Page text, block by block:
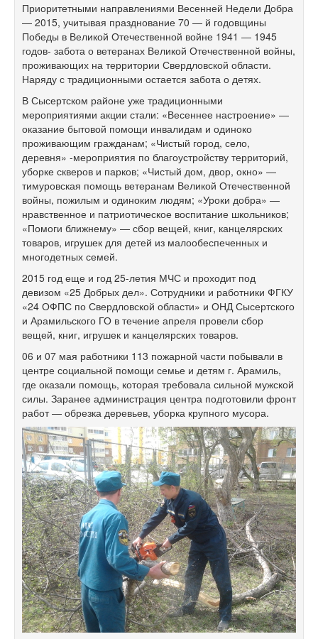
Приоритетными направлениями Весенней Недели Добра
— 2015, учитывая празднование 70 — й годовщины
Победы в Великой Отечественной войне 1941 — 1945
годов- забота о ветеранах Великой Отечественной войны,
проживающих на территории Свердловской области.
Наряду с традиционными остается забота о детях.
В Сысертском районе уже традиционными
мероприятиями акции стали: «Весеннее настроение» —
оказание бытовой помощи инвалидам и одиноко
проживающим гражданам; «Чистый город, село,
деревня» -мероприятия по благоустройству территорий,
уборке скверов и парков; «Чистый дом, двор, окно» —
тимуровская помощь ветеранам Великой Отечественной
войны, пожилым и одиноким людям; «Уроки добра» —
нравственное и патриотическое воспитание школьников;
«Помоги ближнему» — сбор вещей, книг, канцелярских
товаров, игрушек для детей из малообеспеченных и
многодетных семей.
2015 год еще и год 25-летия МЧС и проходит под
девизом «25 Добрых дел». Сотрудники и работники ФГКУ
«24 ОФПС по Свердловской области» и ОНД Сысертского
и Арамильского ГО в течение апреля провели сбор
вещей, книг, игрушек и канцелярских товаров.
06 и 07 мая работники 113 пожарной части побывали в
центре социальной помощи семье и детям г. Арамиль,
где оказали помощь, которая требовала сильной мужской
силы. Заранее администрация центра подготовили фронт
работ — обрезка деревьев, уборка крупного мусора.